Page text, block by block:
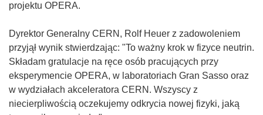
projektu OPERA.
Dyrektor Generalny CERN, Rolf Heuer z zadowoleniem
przyjął wynik stwierdzając: "To ważny krok w fizyce neutrin.
Składam gratulacje na ręce osób pracujących przy
eksperymencie OPERA, w laboratoriach Gran Sasso oraz
w wydziałach akceleratora CERN. Wszyscy z
niecierpliwością oczekujemy odkrycia nowej fizyki, jaką